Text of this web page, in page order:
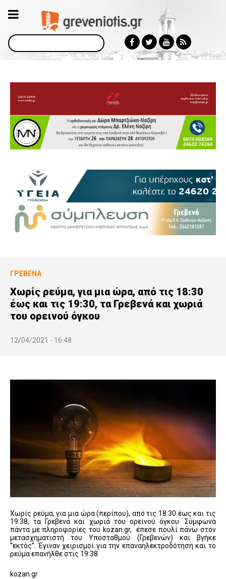
Αναζήτηση
ΓΡΕΒΕΝΆ
Χωρίς ρεύμα, για μια ώρα, από τις 18:30
έως και τις 19:30, τα Γρεβενά και χωριά
του ορεινού όγκου
12/04/2021 - 16:48
Χωρίς ρεύμα, για μια ώρα (περίπου), από τις 18:30 έως και τις
19:38, τα Γρεβενά και χωριά του ορεινού όγκου. Σύμφωνα
πάντα με πληροφορίες του kozan.gr, έπεσε πουλί πάνω στον
μετασχηματιστή του Υποσταθμού (Γρεβενών) και βγήκε
“εκτός”. Έγιναν χειρισμοί για την επαναηλεκτροδότηση και το
ρεύμα επανήλθε στις 19:38
kozan.gr